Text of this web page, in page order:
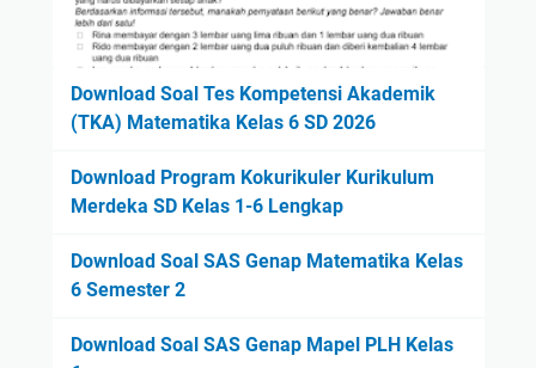
Download Soal Tes Kompetensi Akademik
(TKA) Matematika Kelas 6 SD 2026
Download Program Kokurikuler Kurikulum
Merdeka SD Kelas 1-6 Lengkap
Download Soal SAS Genap Matematika Kelas
6 Semester 2
Download Soal SAS Genap Mapel PLH Kelas